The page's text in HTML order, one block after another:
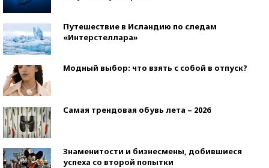
Путешествие в Исландию по следам
«Интерстеллара»
Модный выбор: что взять с собой в отпуск?
Самая трендовая обувь лета – 2026
Знаменитости и бизнесмены, добившиеся
успеха со второй попытки